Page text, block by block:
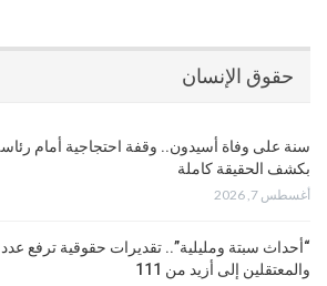
حقوق الإنسان
سنة على وفاة أسيدون.. وقفة احتجاجية أمام رئاسة
بكشف الحقيقة كاملة
أغسطس 7, 2026
والمعتقلين إلى أزيد من 111